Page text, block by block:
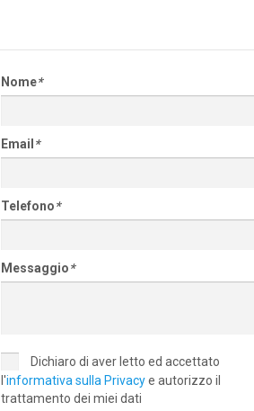
Nome*
Email *
Telefono*
Messaggio*
Dichiaro di aver letto ed accettato
l'informativa sulla Privacye autorizzo il
trattamento dei miei dati